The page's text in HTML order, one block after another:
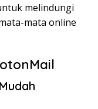
melindungi
mata online